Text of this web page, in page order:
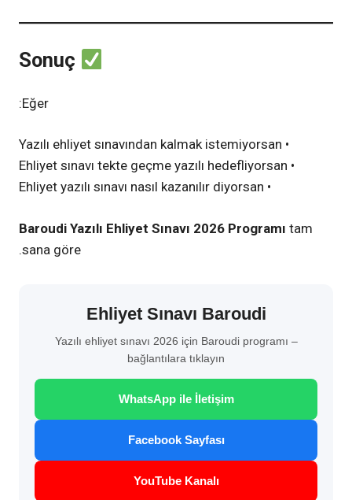
Eğer:
• Yazılı ehliyet sınavından kalmak istemiyorsan
• Ehliyet sınavı tekte geçme yazılı hedefliyorsan
• Ehliyet yazılı sınavı nasıl kazanılır diyorsan
Baroudi Yazılı Ehliyet Sınavı 2026 Programı tam
sana göre.
Ehliyet Sınavı Baroudi
Yazılı ehliyet sınavı 2026 için Baroudi programı –
bağlantılara tıklayın
WhatsApp ile İletişim
Facebook Sayfası
YouTube Kanalı